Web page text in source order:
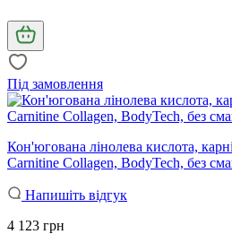
Під замовлення
Кон'югована лінолева кислота,
Carnitine Collagen, BodyTech, без
Напишіть відгук
4 123 грн